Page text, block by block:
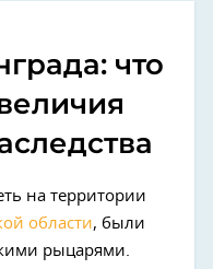
что
на территории
области, были
рыцарями.